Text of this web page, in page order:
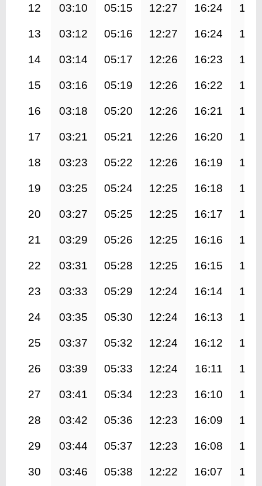
12 03:10 05:15 12:27 16:24
13 03:12 05:16 12:27 16:24
14 03:14 05:17 12:26 16:23
15 03:16 05:19 12:26 16:22
16 03:18 05:20 12:26 16:21
17 03:21 05:21 12:26 16:20
18 03:23 05:22 12:26 16:19
19 03:25 05:24 12:25 16:18
20 03:27 05:25 12:25 16:17
21 03:29 05:26 12:25 16:16
22 03:31 05:28 12:25 16:15
23 03:33 05:29 12:24 16:14
24 03:35 05:30 12:24 16:13
25 03:37 05:32 12:24 16:12
26 03:39 05:33 12:24 16:11
27 03:41 05:34 12:23 16:10
28 03:42 05:36 12:23 16:09
29 03:44 05:37 12:23 16:08
30 03:46 05:38 12:22 16:07